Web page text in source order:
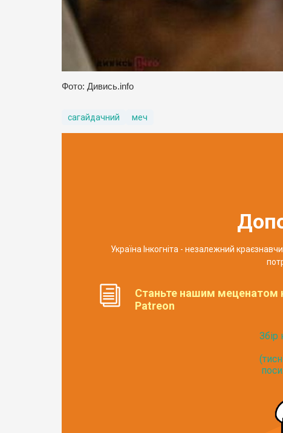
Фото: Дивись.info
сагайдачний меч
Україна Інкогніта - незалежний
Станьте нашим меценатом
Patreon
Збір